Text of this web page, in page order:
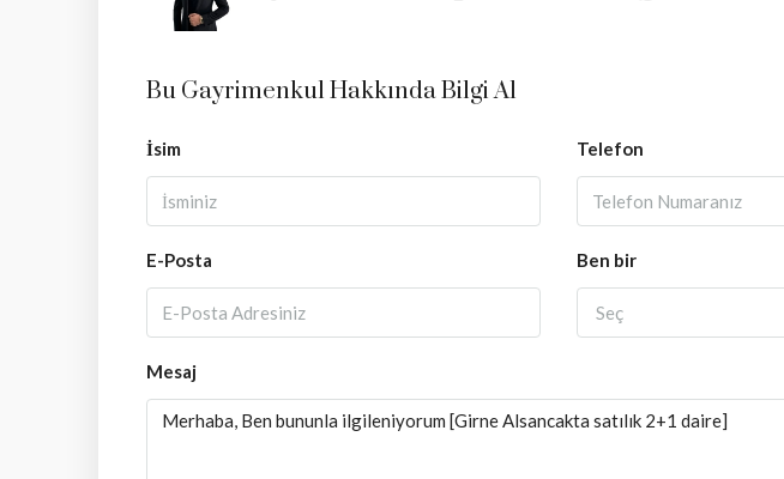
Bu Gayrimenkul Hakkında Bilgi Al
İsim Telefon
E-Posta Ben bir
Seç
Mesaj